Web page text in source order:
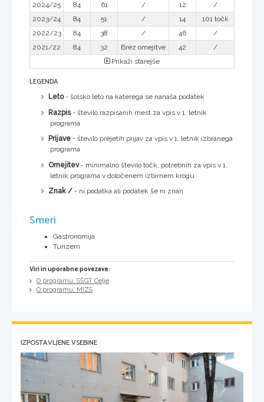
2024/25
84 61 / 12
/
2023/24
84 51 / 14
101 točk
2022/23
84 38 / 46
/
2021/22
84 32 Brez omejitve 42
/
Prikaži starejše
LEGENDA
Leto- šolsko leto na katerega se nanaša podatek
Razpis- število razpisanih mest za vpis v 1. letnik
programa
Prijave - število prejetih prijav za vpis v 1. letnik izbranega
programa
Omejitev- minimalno število točk, potrebnih za vpis v 1.
letnik programa v določenem izbirnem krogu
Znak / - ni podatka ali podatek še ni znan
Smeri
Gastronomija
Turizem
Viri in uporabne povezave:
O programu, SŠGT Celje
O programu, MIZS
IZPOSTAVLJENE VSEBINE